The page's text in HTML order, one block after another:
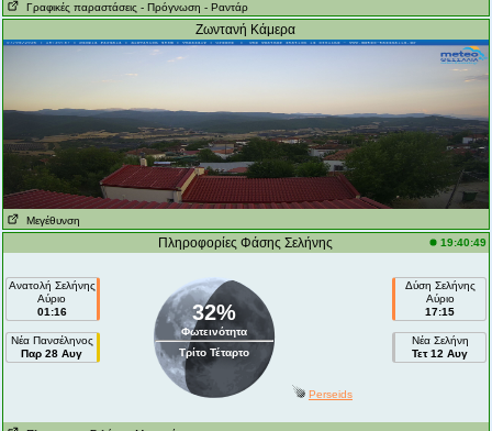
Γραφικές παραστάσεις - Πρόγνωση - Ραντάρ
Ζωντανή Κάμερα
Μεγέθυνση
Πληροφορίες Φάσης Σελήνης 19:40:49
Ανατολή Σελήνης
Αύριο
01:16
Νέα Πανσέληνος
Παρ 28 Αυγ
32%
Φωτεινότητα
Τρίτο Τέταρτο
Δύση Σελήνης
Αύριο
17:15
Νέα Σελήνη
Τετ 12 Αυγ
Perseids